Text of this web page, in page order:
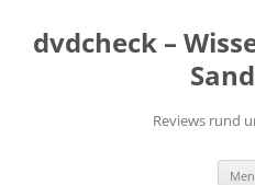
springen
dvdcheck –
Reviews rund